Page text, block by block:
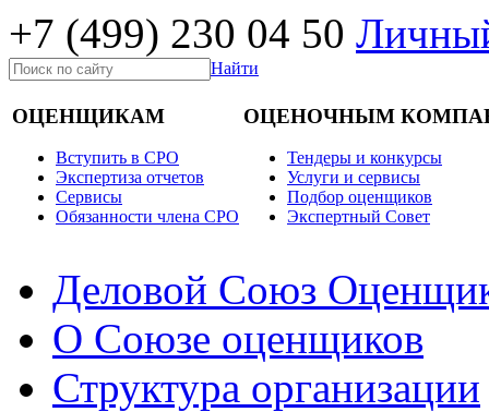
+7 (499) 230 04 50
Найти
ОЦЕНЩИКАМ
Вступить в СРО
Экспертиза отчетов
Cервисы
Обязанности члена СРО
ОЦЕНОЧНЫМ
Тендеры и конкурсы
Услуги и сервисы
Подбор оценщиков
Экспертный Совет
Деловой Союз
О Союзе оценщиков
Структура организации